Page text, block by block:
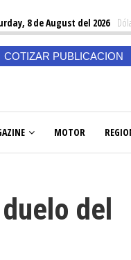
8 de August del 2026
COTIZAR PUBLICACION
MOTOR
del